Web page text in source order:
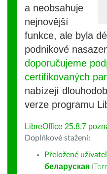
a neobsahuje
nejnovější
funkce, ale byla
podnikové
doporučujeme
certifikovaných
nabízejí
verze programu
LibreOffice 25.8.7
Doplňkové stažení:
Přeložené
беларуская (